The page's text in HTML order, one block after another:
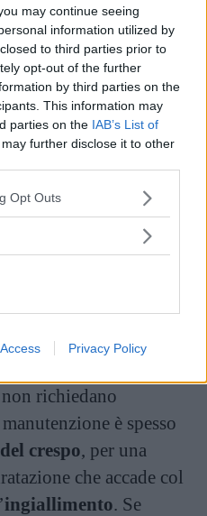
may continue seeing
information utilized by
to third parties prior to
opt-out of the further
by third parties on the
This information may
parties on the IAB’s List of
further disclose it to other
uses one or more Google
behaviour. You may click to
purposes in below Google
Opt Outs
Privacy Policy
popping, il trend di
i
capelli bianchi hanno
celebrità sulle
bianco o il loro
richiedano
è spesso
crespo, per una
che accade col
ingiallimento. Se